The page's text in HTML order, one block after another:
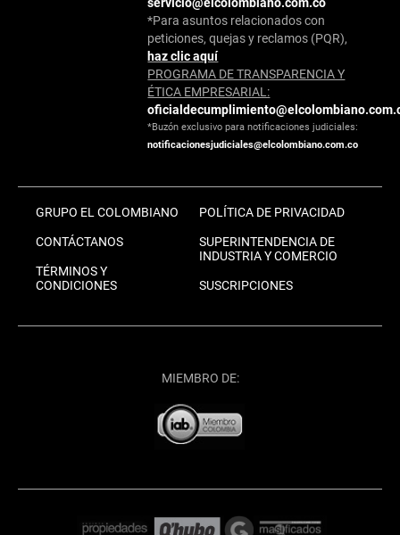
servicio@elcolombiano.com.co
*Para asuntos relacionados con
peticiones, quejas y reclamos (PQR),
haz clic aquí
PROGRAMA DE TRANSPARENCIA Y
ÉTICA EMPRESARIAL:
*Buzón exclusivo para notificaciones judiciales:
notificacionesjudiciales@elcolombiano.com.co
GRUPO EL COLOMBIANO
CONTÁCTANOS
TÉRMINOS Y
CONDICIONES
POLÍTICA DE PRIVACIDAD
SUPERINTENDENCIA DE
INDUSTRIA Y COMERCIO
SUSCRIPCIONES
MIEMBRO DE: